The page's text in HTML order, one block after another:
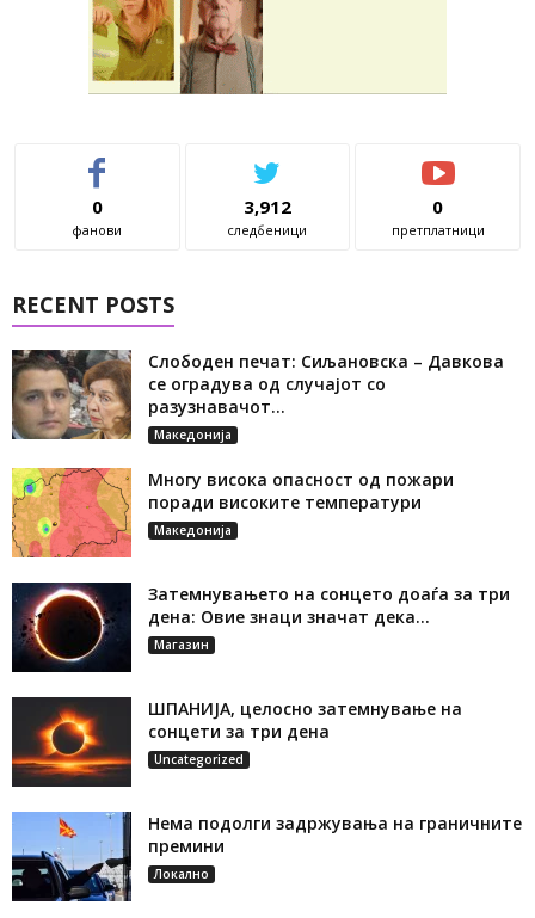
0
фанови
3,912
следбеници
0
претплатници
RECENT POSTS
Слободен печат: Сиљановска – Давкова
се оградува од случајот со
разузнавачот...
Македонија
Многу висока опасност од пожари
поради високите температури
Македонија
Затемнувањето на сонцето доаѓа за три
дена: Овие знаци значат дека...
Магазин
ШПАНИЈА, целосно затемнување на
сонцети за три дена
Uncategorized
Нема подолги задржувања на граничните
премини
Локално